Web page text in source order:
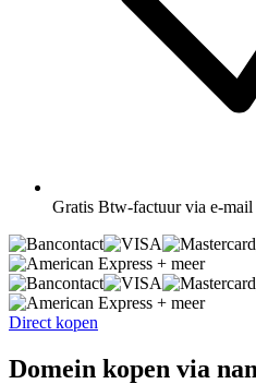
Gratis Btw-factuur via e-mail
+ meer
+ meer
Direct kopen
Domein kopen via